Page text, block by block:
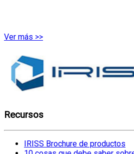
Ver más >>
Recursos
IRISS Brochure de productos